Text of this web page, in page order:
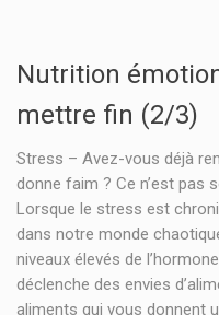
Nutrition
mettre fin (2/3)
Stress – Avez-vous déjà
donne faim ? Ce n’est pas
Lorsque le stress est
dans notre monde
niveaux élevés de
déclenche des envies
aliments qui vous donnent